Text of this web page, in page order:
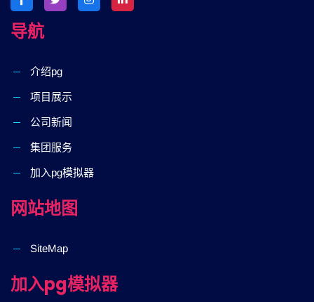
导航
介绍pg
项目展示
公司新闻
集团服务
加入pg模拟器
网站地图
SiteMap
加入pg模拟器